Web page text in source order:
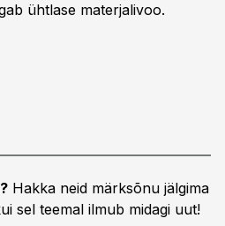
ühtlase materjalivoo.
Hakka neid märksõnu jälgima
sel teemal ilmub midagi uut!